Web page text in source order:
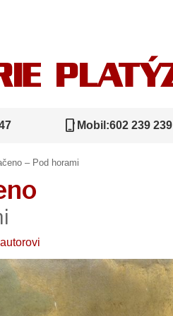
phone_iphone Mobil:602 239 239
– Pod horami